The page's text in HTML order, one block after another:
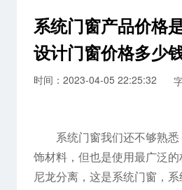
系统门窗产品价格
设计门窗价格多少
时间：2023-04-05 22:25:32
系统门窗我们还不够熟
饰材料，但也是使用最广泛
尼龙分离，这是系统门窗，系